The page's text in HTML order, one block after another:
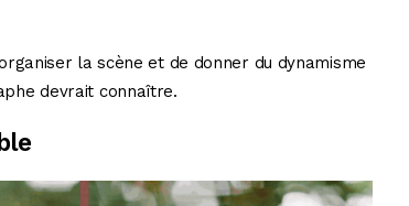
la scène et de donner du dynamisme
devrait connaître.